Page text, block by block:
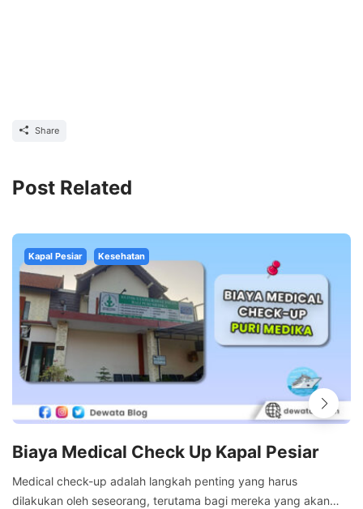
Share
Post Related
Kapal Pesiar Kesehatan
Biaya Medical Check Up Kapal Pesiar
Medical check-up adalah langkah penting yang harus
dilakukan oleh seseorang, terutama bagi mereka yang akan…